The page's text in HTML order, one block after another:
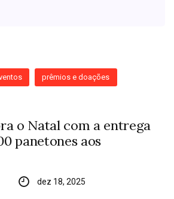
prêmios e doações
o Natal com a entrega
panetones aos
dez 18, 2025